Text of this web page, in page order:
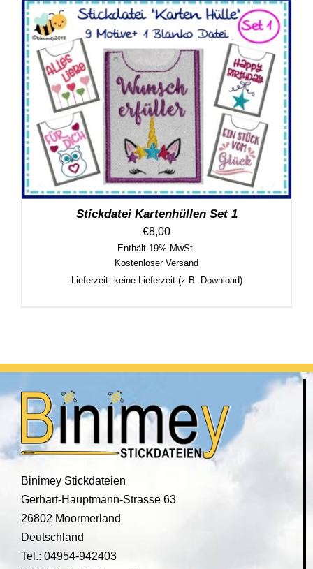
Stickdatei Kartenhüllen Set 1
€8,00
Enthält 19% MwSt.
Kostenloser Versand
Lieferzeit: keine Lieferzeit (z.B. Download)
Binimey Stickdateien
Gerhart-Hauptmann-Strasse 63
26802 Moormerland
Deutschland
Tel.: 04954-942403